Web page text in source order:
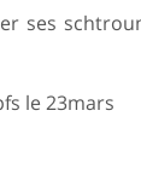
ses
le 23mars